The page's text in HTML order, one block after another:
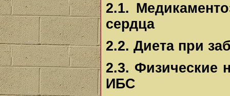
2.1.
сердца
2.2. Диета при
2.3. Физические
ИБС